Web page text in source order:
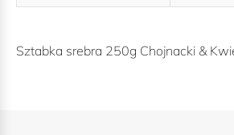
Sztabka srebra 250g Chojnacki &